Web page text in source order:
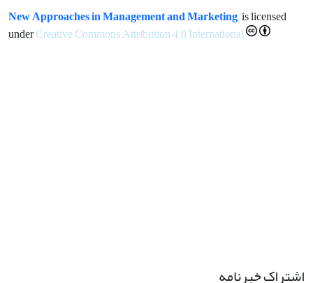
New Approaches in Management and Marketing is licensed
underCreative Commons Attribution 4.0 International
اشتراک خبرنامه